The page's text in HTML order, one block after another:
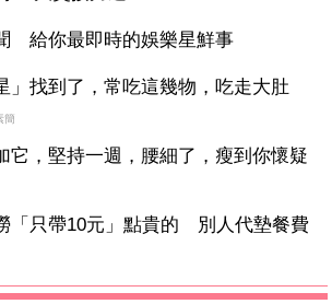
給你最即時的娛樂星鮮事
」找到了，常吃這幾物，吃走大肚
簡
它，堅持一週，腰細了，瘦到你懷疑
「只帶10元」點貴的 別人代墊餐費